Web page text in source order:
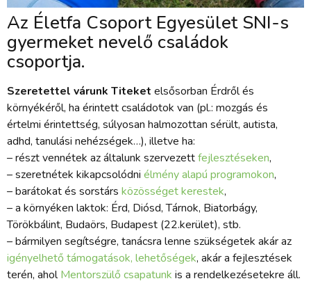
Az Életfa Csoport Egyesület SNI-s
gyermeket nevelő családok
csoportja.
Szeretettel várunk Titeket elsősorban Érdről és
környékéről, ha érintett családotok van (pl.: mozgás és
értelmi érintettség, súlyosan halmozottan sérült, autista,
adhd, tanulási nehézségek…), illetve ha:
– részt vennétek az általunk szervezettfejlesztéseken,
– szeretnétek kikapcsolódni élmény alapú programokon,
– barátokat és sorstárs közösséget kerestek,
– a környéken laktok: Érd, Diósd, Tárnok, Biatorbágy,
Törökbálint, Budaörs, Budapest (22.kerület), stb.
– bármilyen segítségre, tanácsra lenne szükségetek akár az
igényelhető támogatások, lehetőségek, akár a fejlesztések
terén, aholMentorszülő csapatunk is a rendelkezésetekre áll.